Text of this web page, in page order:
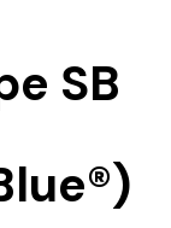
SB